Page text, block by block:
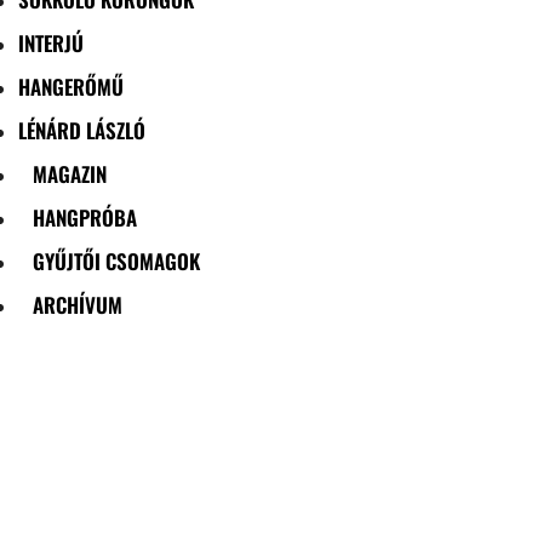
INTERJÚ
HANGERŐMŰ
LÉNÁRD LÁSZLÓ
MAGAZIN
HANGPRÓBA
GYŰJTŐI CSOMAGOK
ARCHÍVUM